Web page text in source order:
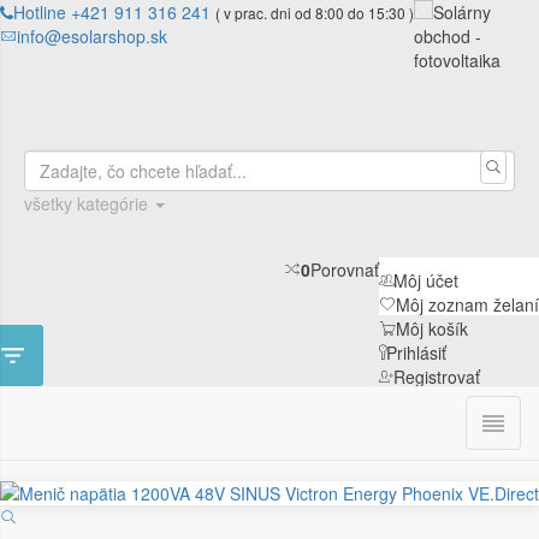
Hotline +421 911 316 241 ( v prac. dni od 8:00 do 15:30 )
info@esolarshop.sk
všetky kategórie
Môj účet
Môj zoznam želaní
Môj košík
Prihlásiť
Registrovať
0Porovnať

ÚVOD